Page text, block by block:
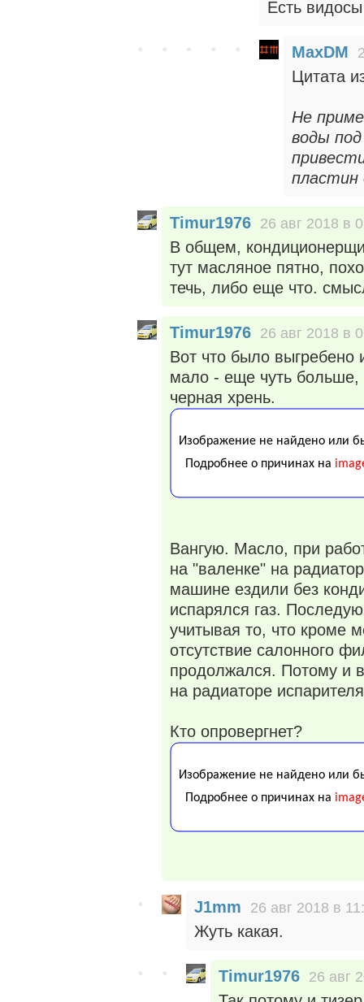
Есть
MaxDM
Цитата
Не
воды
пластин
Timur1976 26 авг 2018 в
В общем,
тут масляное пятно,
течь, либо еще что.
Timur1976 26 авг 2018 в
Вот что было выгребено
мало - еще чуть больше,
черная хрень.
Вангую. Масло, при
на "валенке" на
машине ездили без
испарялся газ.
учитывая то, что кроме
отсутствие салонного
продолжался. Потому и
на радиаторе
Кто опровергнет?
J1mm 26 авг 2018 в
Жуть какая.
Timur1976 26 авг